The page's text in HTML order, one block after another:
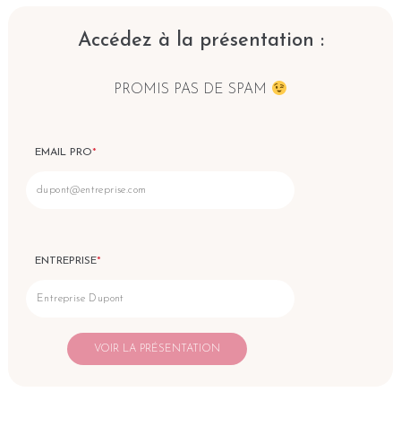
Accédez à la présentation :
PROMIS PAS DE SPAM
EMAIL PRO*
ENTREPRISE*